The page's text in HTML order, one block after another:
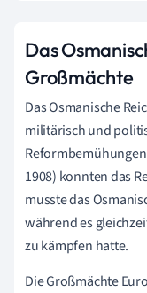
Das
Großmächte
Das Osmanische
militärisch und
1908) konnten das
musste das
während es
zu kämpfen hatte.
Die Großmächte